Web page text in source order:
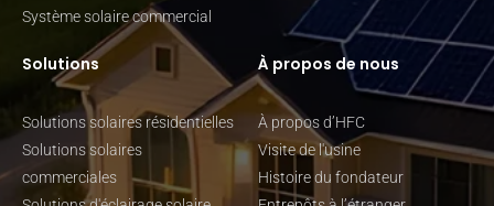
Système solaire commercial
Solutions
Solutions solaires résidentielles
Solutions solaires
commerciales
À propos de nous
À propos d’HFC
Visite de l'usine
Histoire du fondateur